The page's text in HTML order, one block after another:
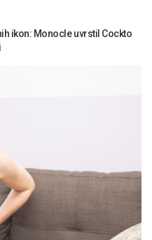
ikon: Monocle uvrstil Cockto